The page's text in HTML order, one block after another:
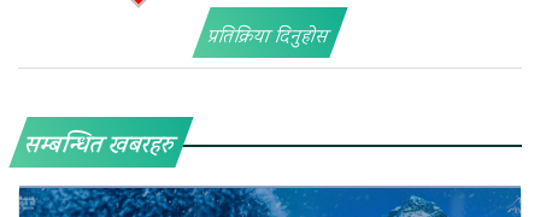
प्रतिक्रिया दिनुहोस
सम्बन्धित खबरहरु